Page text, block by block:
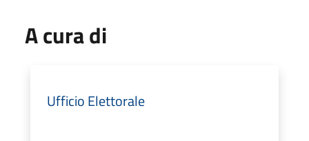
A cura di
Ufficio Elettorale